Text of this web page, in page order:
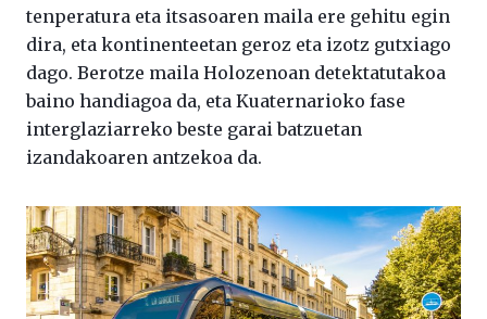
tenperatura eta itsasoaren maila ere gehitu egin
dira, eta kontinenteetan geroz eta izotz gutxiago
dago. Berotze maila Holozenoan detektatutakoa
baino handiagoa da, eta Kuaternarioko fase
interglaziarreko beste garai batzuetan
izandakoaren antzekoa da.